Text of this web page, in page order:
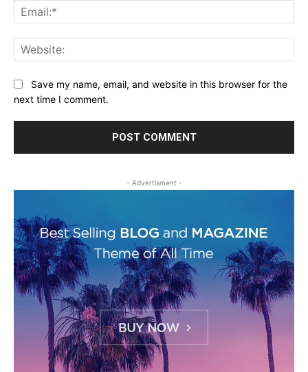
Save my name, email, and website in this browser for the
next time I comment.
- Advertisment -